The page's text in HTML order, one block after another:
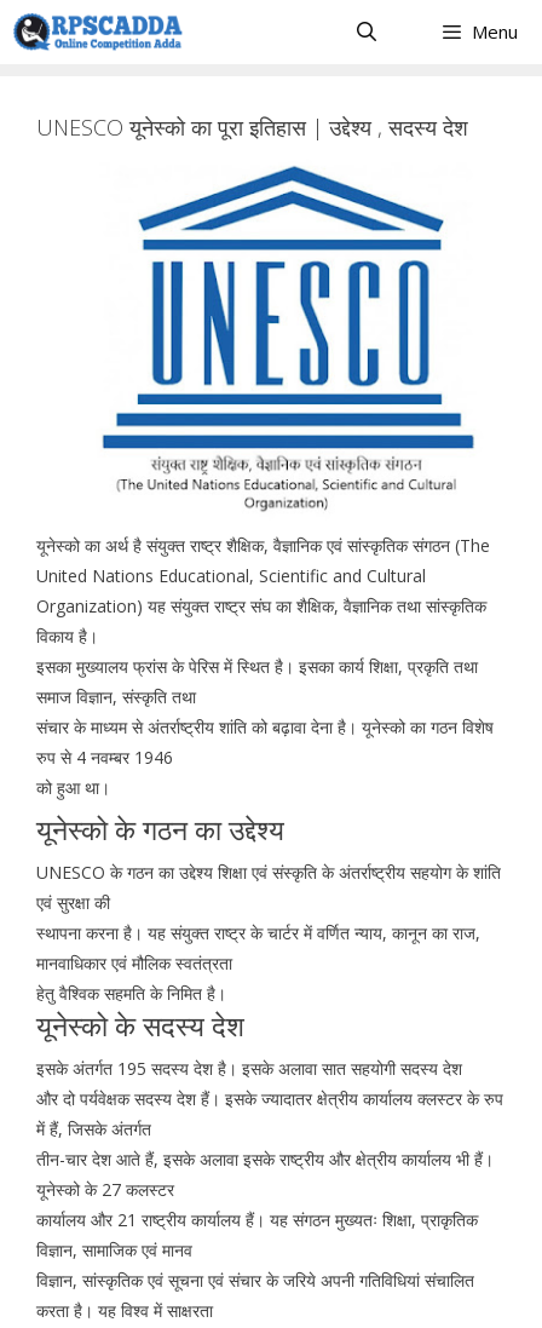
Skip
to
Menu
UNESCO यूनेस्को का पूरा इतिहास | उद्देश्य , सदस्य देश
यूनेस्को का अर्थ है संयुक्त राष्ट्र शैक्षिक, वैज्ञानिक एवं सांस्कृतिक संगठन (The
United Nations Educational, Scientific and Cultural
Organization) यह संयुक्त राष्ट्र संघ का शैक्षिक, वैज्ञानिक तथा सांस्कृतिक
विकाय है।
इसका मुख्यालय फ्रांस के पेरिस में स्थित है। इसका कार्य शिक्षा, प्रकृति तथा
समाज विज्ञान, संस्कृति तथा
संचार के माध्यम से अंतर्राष्ट्रीय शांति को बढ़ावा देना है। यूनेस्को का गठन विशेष
रुप से 4 नवम्बर 1946
को हुआ था।
यूनेस्को के गठन का उद्देश्य
UNESCO के गठन का उद्देश्य शिक्षा एवं संस्कृति के अंतर्राष्ट्रीय सहयोग के शांति
एवं सुरक्षा की
स्थापना करना है। यह संयुक्त राष्ट्र के चार्टर में वर्णित न्याय, कानून का राज,
मानवाधिकार एवं मौलिक स्वतंत्रता
हेतु वैश्विक सहमति के निमित है।
यूनेस्को के सदस्य देश
इसके अंतर्गत 195 सदस्य देश है। इसके अलावा सात सहयोगी सदस्य देश
और दो पर्यवेक्षक सदस्य देश हैं। इसके ज्यादातर क्षेत्रीय कार्यालय क्लस्टर के रुप
में हैं, जिसके अंतर्गत
तीन-चार देश आते हैं, इसके अलावा इसके राष्ट्रीय और क्षेत्रीय कार्यालय भी हैं।
यूनेस्को के 27 कलस्टर
कार्यालय और 21 राष्ट्रीय कार्यालय हैं। यह संगठन मुख्यतः शिक्षा, प्राकृतिक
विज्ञान, सामाजिक एवं मानव
विज्ञान, सांस्कृतिक एवं सूचना एवं संचार के जरिये अपनी गतिविधियां संचालित
करता है। यह विश्व में साक्षरता